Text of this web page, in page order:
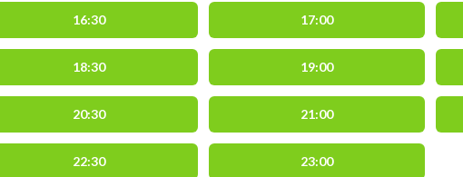
16:30 17:00
18:30 19:00
20:30 21:00
22:30 23:00